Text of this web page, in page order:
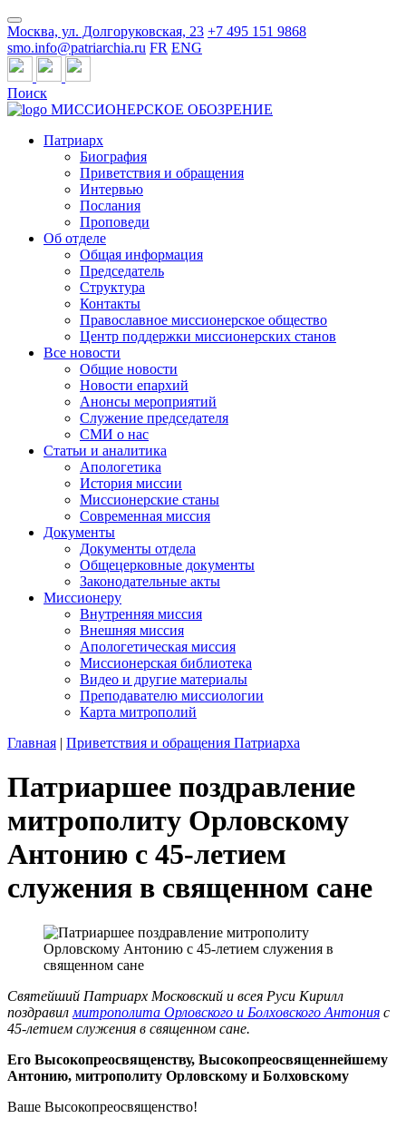
Москва, ул. Долгоруковская, 23 +7 495 151 9868
smo.info@patriarchia.ru FR ENG
Поиск
МИССИОНЕРСКОЕ ОБОЗРЕНИЕ
Патриарх
Биография
Приветствия и обращения
Интервью
Послания
Проповеди
Об отделе
Общая информация
Председатель
Структура
Контакты
Православное миссионерское общество
Центр поддержки миссионерских станов
Все новости
Общие новости
Новости епархий
Анонсы мероприятий
Служение председателя
СМИ о нас
Статьи и аналитика
Апологетика
История миссии
Миссионерские станы
Современная миссия
Документы
Документы отдела
Общецерковные документы
Законодательные акты
Миссионеру
Внутренняя миссия
Внешняя миссия
Апологетическая миссия
Миссионерская библиотека
Видео и другие материалы
Преподавателю миссиологии
Карта митрополий
Главная | Приветствия и обращения Патриарха
Патриаршее поздравление
митрополиту Орловскому
Антонию с 45-летием
служения в священном сане
Святейший Патриарх Московский и всея Руси Кирилл
поздравил митрополита Орловского и Болховского Антония с
45-летием служения в священном сане.
Его Высокопреосвященству, Высокопреосвященнейшему
Антонию, митрополиту Орловскому и Болховскому
Ваше Высокопреосвященство!